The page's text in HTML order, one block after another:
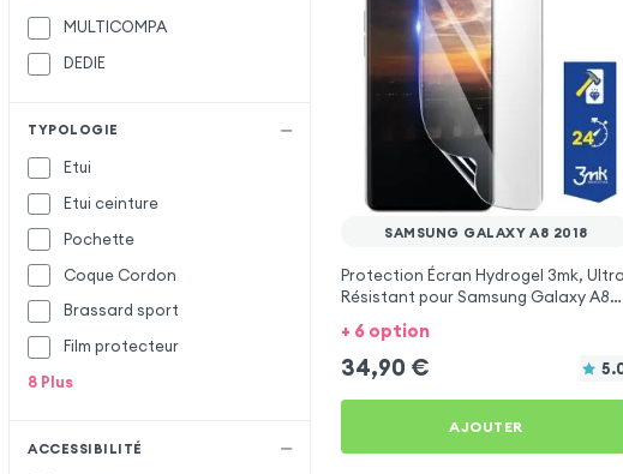
MULTICOMPA
DEDIE
TYPOLOGIE
Etui
Etui ceinture
Pochette
Coque Cordon
Brassard sport
Film protecteur
8 Plus
ACCESSIBILITÉ
SAMSUNG GALAXY A8 2018
Protection Écran Hydrogel 3mk, Ultra
Résistant pour Samsung Galaxy A8
+ 6 option
34,90 €
AJOUTER